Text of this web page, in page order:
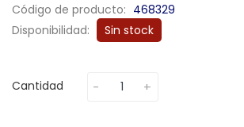
Código de producto: 468329
Disponibilidad:
Sin stock
Cantidad